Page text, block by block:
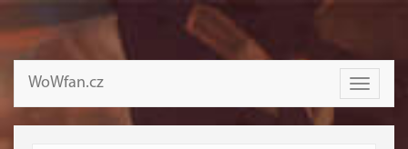
Toggle
WoWfan.cz